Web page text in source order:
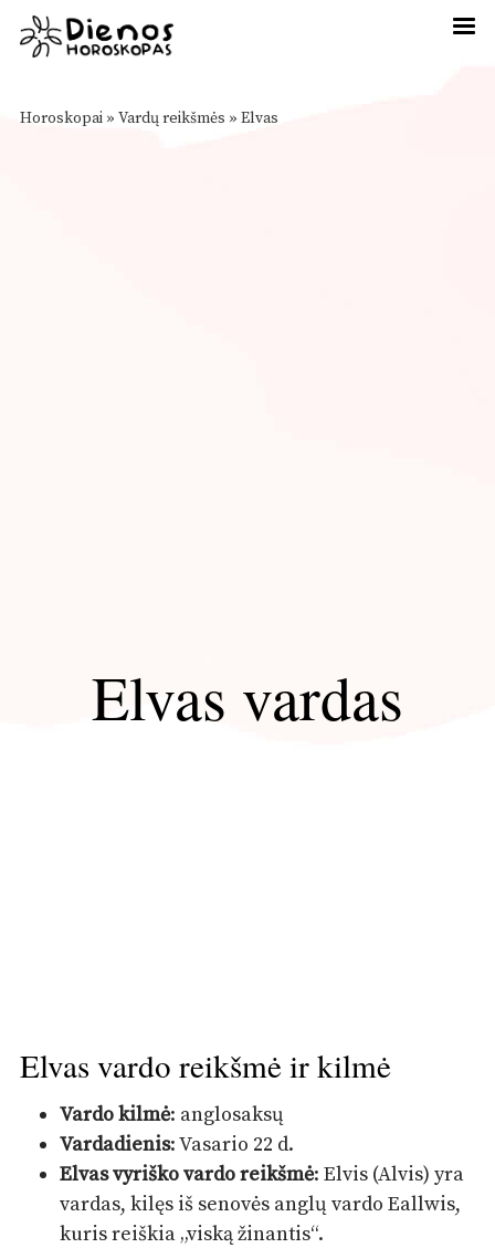
Horoskopai » Vardų reikšmės » Elvas
Elvas vardas
Elvas vardo reikšmė ir kilmė
Vardo kilmė: anglosaksų
Vardadienis: Vasario 22 d.
Elvas vyriško vardo reikšmė: Elvis (Alvis) yra
vardas, kilęs iš senovės anglų vardo Eallwis,
kuris reiškia „viską žinantis“.